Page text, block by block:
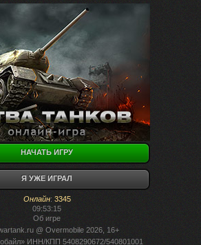
НАЧАТЬ ИГРУ
Я УЖЕ ИГРАЛ
Онлайн: 3345
09:53:15
Об игре
@ Overmobile 2026, 16+
ИНН/КПП 5408290672/540801001